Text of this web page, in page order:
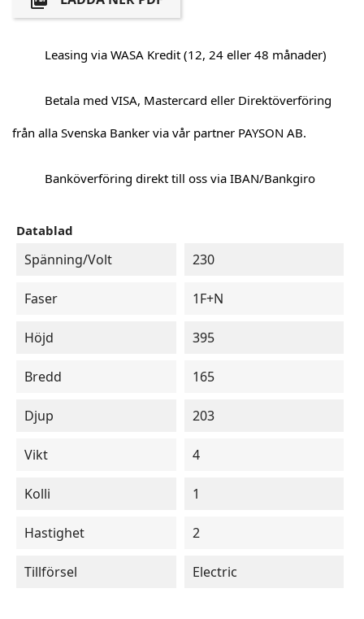
Leasing via WASA Kredit (12, 24 eller 48 månader)
Betala med VISA, Mastercard eller Direktöverföring
från alla Svenska Banker via vår partner PAYSON AB.
Banköverföring direkt till oss via IBAN/Bankgiro
Datablad
Spänning/Volt 230
Faser 1F+N
Höjd 395
Bredd 165
Djup 203
Vikt 4
Kolli 1
Hastighet 2
Tillförsel Electric